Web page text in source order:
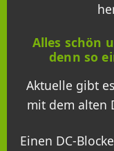
Alles schön
denn so
Aktuelle gibt
mit dem alten
Einen DC-